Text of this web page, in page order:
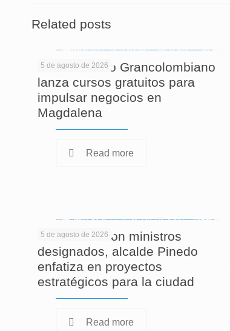
Related posts
5 de agosto de 2026
El Politécnico Grancolombiano
lanza cursos gratuitos para
impulsar negocios en
Magdalena
Read more
5 de agosto de 2026
En reunión con ministros
designados, alcalde Pinedo
enfatiza en proyectos
estratégicos para la ciudad
Read more